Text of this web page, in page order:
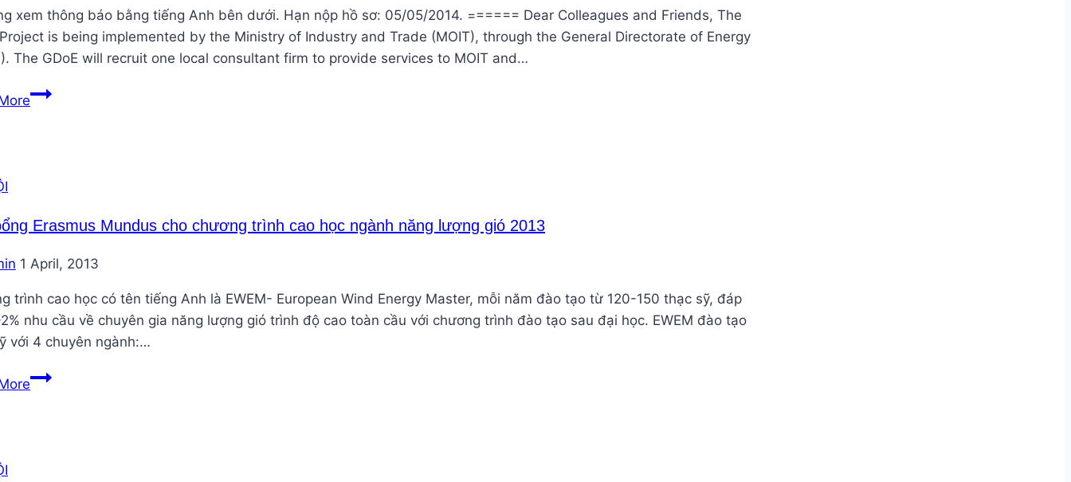
xem thông báo bằng tiếng Anh bên dưới. Hạn nộp hồ sơ: 05/05/2014. ====== Dear Colleagues and Friends, The
Project is being implemented by the Ministry of Industry and Trade (MOIT), through the General Directorate of Energy
The GDoE will recruit one local consultant firm to provide services to MOIT and…
Tuyển
thủy
nhỏ
dự
án
Bộ
công
thương
Erasmus Mundus cho chương trình cao học ngành năng lượng gió 2013
1 April, 2013
trình cao học có tên tiếng Anh là EWEM- European Wind Energy Master, mỗi năm đào tạo từ 120-150 thạc sỹ, đáp
nhu cầu về chuyên gia năng lượng gió trình độ cao toàn cầu với chương trình đào tạo sau đại học. EWEM đào tạo
với 4 chuyên ngành:…
Học